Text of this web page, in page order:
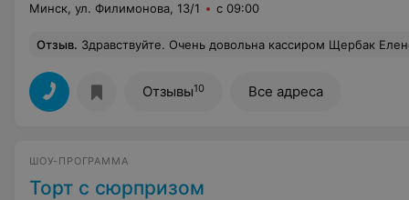
Минск, ул. Филимонова, 13/1 с 09:00
Отзыв. Здравствуйте. Очень довольна кассиром Щербак Еленой Анатольевной за очень качественное, приятное обслуживание. Очень вежливая
Отзывы10 Все адреса
ШОУ-ПРОГРАММА
Торт с сюрпризом